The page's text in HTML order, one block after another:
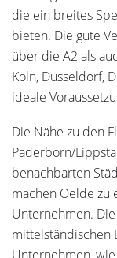
die ein breites
bieten. Die gute
über die A2 als
Köln, Düsseldorf,
ideale
Die Nähe zu den
Paderborn/
benachbarten
machen Oelde zu
Unternehmen.
mittelständischen